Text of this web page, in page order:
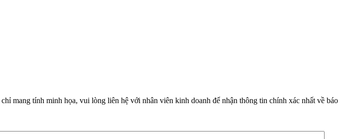
chỉ mang tính minh họa, vui lòng liên hệ với nhân viên kinh doanh để nhận thông tin chính xác nhất về báo